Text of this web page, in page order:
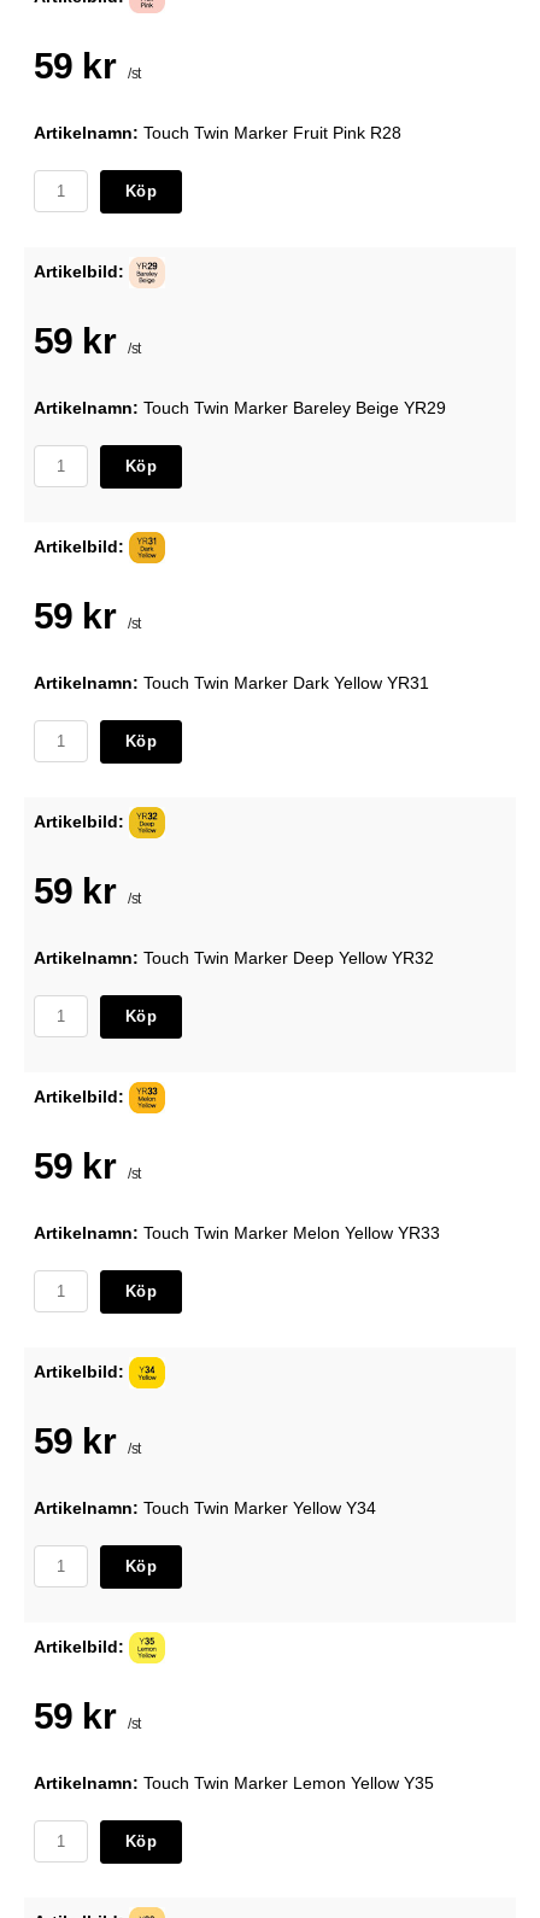
59 kr /st
Artikelnamn: Touch Twin Marker Fruit Pink R28
Köp
Artikelbild:
59 kr /st
Artikelnamn: Touch Twin Marker Bareley Beige YR29
Köp
Artikelbild:
59 kr /st
Artikelnamn: Touch Twin Marker Dark Yellow YR31
Köp
Artikelbild:
59 kr /st
Artikelnamn: Touch Twin Marker Deep Yellow YR32
Köp
Artikelbild:
59 kr /st
Artikelnamn: Touch Twin Marker Melon Yellow YR33
Köp
Artikelbild:
59 kr /st
Artikelnamn: Touch Twin Marker Yellow Y34
Köp
Artikelbild:
59 kr /st
Artikelnamn: Touch Twin Marker Lemon Yellow Y35
Köp